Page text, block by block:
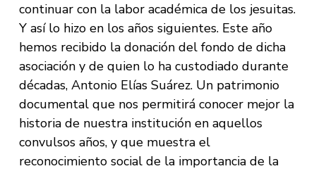
continuar con la labor académica de los jesuitas.
Y así lo hizo en los años siguientes. Este año
hemos recibido la donación del fondo de dicha
asociación y de quien lo ha custodiado durante
décadas, Antonio Elías Suárez. Un patrimonio
documental que nos permitirá conocer mejor la
historia de nuestra institución en aquellos
convulsos años, y que muestra el
reconocimiento social de la importancia de la